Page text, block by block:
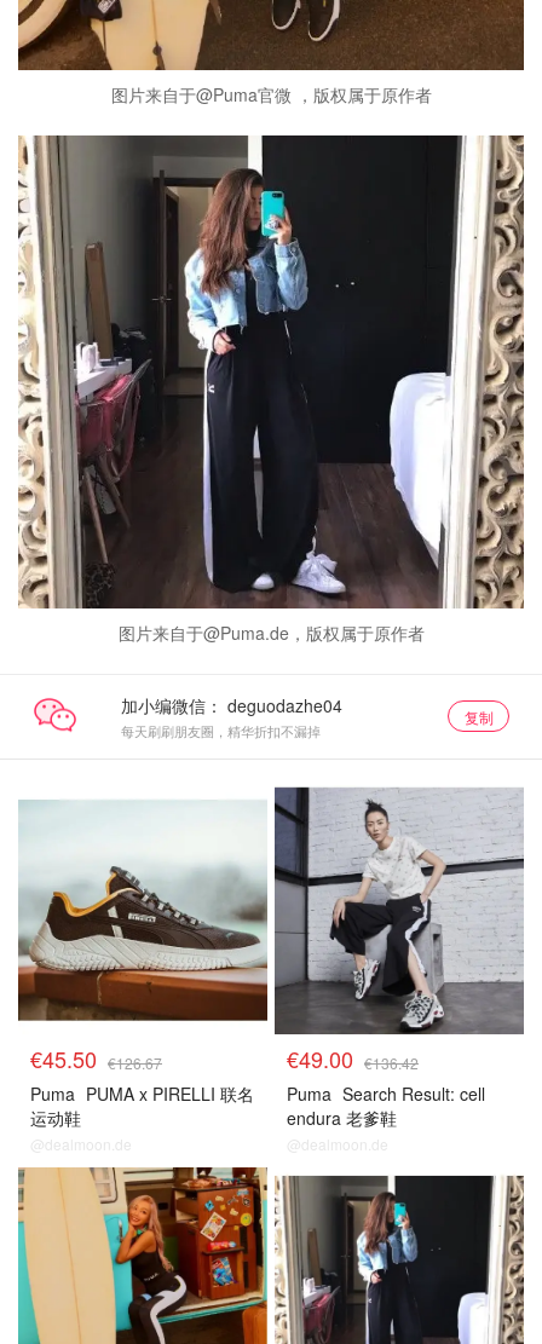
图片来自于@Puma官微 ，版权属于原作者
图片来自于@Puma.de，版权属于原作者
加小编微信：
每天刷刷朋友圈，精华折扣不漏掉
复制
€45.50 €126.67
Puma PUMA x PIRELLI 联名
运动鞋
@dealmoon.de
€49.00 €136.42
Puma Search Result: cell
endura 老爹鞋
@dealmoon.de